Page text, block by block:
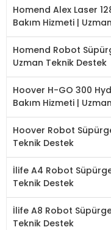
Homend Alex Laser
Bakım Hizmeti |
Homend Robot
Uzman Teknik Destek
Hoover H-GO 300
Bakım Hizmeti |
Hoover Robot
Teknik Destek
İlife A4 Robot
Teknik Destek
İlife A8 Robot
Teknik Destek